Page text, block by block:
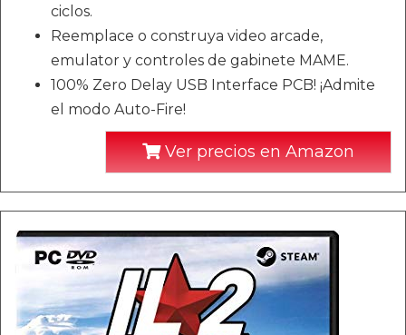
ciclos.
Reemplace o construya video arcade,
emulator y controles de gabinete MAME.
100% Zero Delay USB Interface PCB! ¡Admite
el modo Auto-Fire!
Ver precios en Amazon